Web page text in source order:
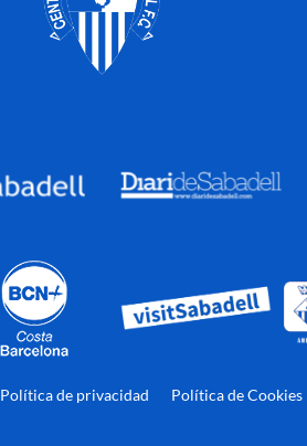
Política de privacidad Política de Cookies